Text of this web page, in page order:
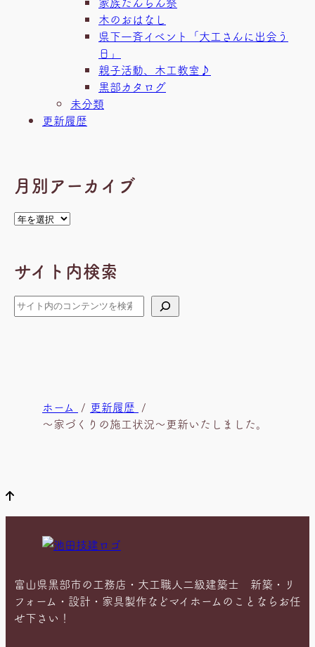
木のおはなし
県下一斉イベント「大工さんに出会う
日」
親子活動、木工教室♪
黒部カタログ
未分類
更新履歴
月別アーカイブ
ア
イ
ブ
サイト内検索
検
索
ホーム
更新履歴
～家づくりの施工状況～更新いたしました。
富山県黒部市の工務店・大工職人二級建築士 新築・リ
フォーム・設計・家具製作などマイホームのことならお任
せ下さい！